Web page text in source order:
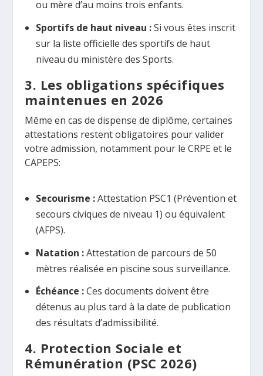
ou mère d’au moins trois enfants.
Sportifs de haut niveau :Si vous êtes inscrit
sur la liste officielle des sportifs de haut
niveau du ministère des Sports.
3. Les obligations spécifiques
maintenues en 2026
Même en cas de dispense de diplôme, certaines
attestations restent obligatoires pour valider
votre admission, notamment pour le CRPE et le
CAPEPS:
Secourisme :Attestation PSC1 (Prévention et
secours civiques de niveau 1) ou équivalent
(AFPS).
Natation :Attestation de parcours de 50
mètres réalisée en piscine sous surveillance.
Échéance :Ces documents doivent être
détenus au plus tard à la date de publication
des résultats d’admissibilité.
4. Protection Sociale et
Rémunération (PSC 2026)